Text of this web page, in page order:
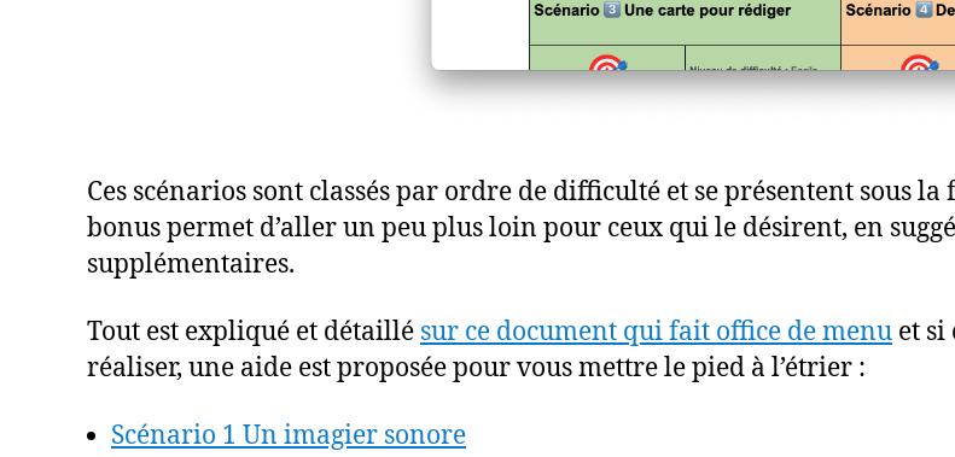
Ces scénarios sont classés par ordre de difficulté et se présentent sous
bonus permet d’aller un peu plus loin pour ceux qui le désirent, en
supplémentaires.
Tout est expliqué et détaillé sur ce document qui fait office de menu et si
réaliser, une aide est proposée pour vous mettre le pied à l’étrier :
Scénario 1 Un imagier sonore